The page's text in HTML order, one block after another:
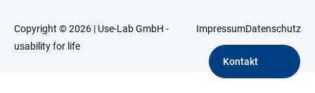
Kontakt
Copyright © 2026 | Use-Lab GmbH -
usability for life
ImpressumDatenschutz